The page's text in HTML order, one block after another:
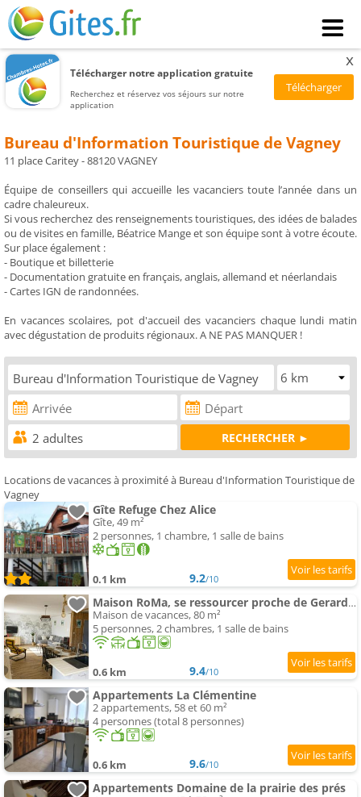
Télécharger notre application gratuite
Recherchez et réservez vos séjours sur notre
application
x
Bureau d'Information Touristique de Vagney
11 place Caritey - 88120 VAGNEY
Équipe de conseillers qui accueille les vacanciers toute l’année dans un
cadre chaleureux.
Si vous recherchez des renseignements touristiques, des idées de balades
ou de visites en famille, Béatrice Mange et son équipe sont à votre écoute.
Sur place également :
- Boutique et billetterie
- Documentation gratuite en français, anglais, allemand et néerlandais
- Cartes IGN de randonnées.
En vacances scolaires, pot d'accueil des vacanciers chaque lundi matin
avec dégustation de produits régionaux. A NE PAS MANQUER !
Locations de vacances à proximité à Bureau d'Information Touristique de
Vagney
Gîte Refuge Chez Alice
Gîte, 49 m²
2 personnes, 1 chambre, 1 salle de bains
0.1 km 9.2/10
Maison RoMa, se ressourcer proche de Gerardmer et La Bresse
Maison de vacances, 80 m²
5 personnes, 2 chambres, 1 salle de bains
0.6 km 9.4/10
Appartements La Clémentine
2 appartements, 58 et 60 m²
4 personnes (total 8 personnes)
0.6 km 9.6/10
Appartements Domaine de la prairie des prés